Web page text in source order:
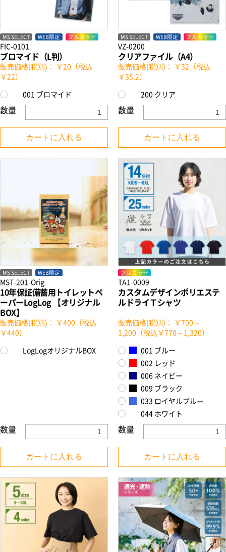
MS SELECT WEB限定 フルカラー
FIC-0101
ブロマイド（L判）
販売価格(税別)： ￥20（税込
￥22）
001 ブロマイド
数量
カートに入れる
MS SELECT WEB限定 フルカラー
VZ-0200
クリアファイル（A4）
販売価格(税別)： ￥32（税込
￥35.2）
200 クリア
数量
カートに入れる
MS SELECT WEB限定
MST-201-Orig
10年保証備蓄用トイレットペ
ーパーLogLog 【オリジナル
BOX】
販売価格(税別)： ￥400（税込
￥440）
LogLogオリジナルBOX
数量
カートに入れる
フルカラー
TA1-0009
カスタムデザインポリエステ
ルドライＴシャツ
販売価格(税別)： ￥700～
1,200（税込￥770～1,320）
001 ブルー
002 レッド
006 ネイビー
009 ブラック
033 ロイヤルブルー
044 ホワイト
数量
カートに入れる